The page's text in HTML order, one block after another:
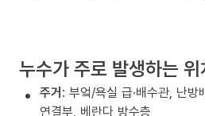
누수가 주로 발생하는 위
주거: 부엌/욕실 급·배수관, 난방
연결부, 베란다 방수층